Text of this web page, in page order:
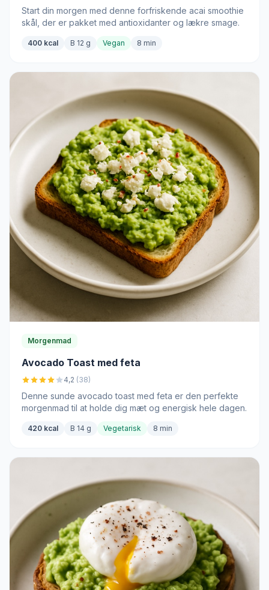
Start din morgen med denne forfriskende acai smoothie
skål, der er pakket med antioxidanter og lækre smage.
400 kcal B 12 g Vegan 8 min
Morgenmad
Avocado Toast med feta
4,2 (38)
Denne sunde avocado toast med feta er den perfekte
morgenmad til at holde dig mæt og energisk hele dagen.
420 kcal B 14 g Vegetarisk 8 min